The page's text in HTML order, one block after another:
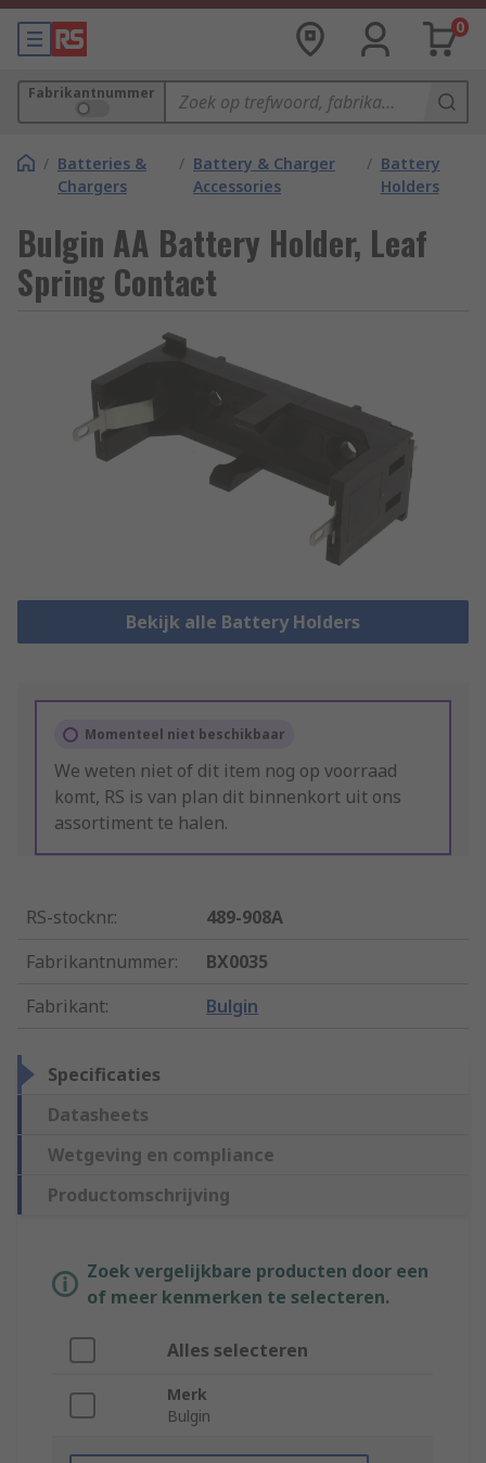
0
Fabrikantnummer
/ Batteries &
Chargers
/ Battery & Charger
Accessories
/ Battery
Holders
Bulgin AA Battery Holder, Leaf
Spring Contact
Bekijk alle Battery Holders
Momenteel niet beschikbaar
We weten niet of dit item nog op voorraad
komt, RS is van plan dit binnenkort uit ons
assortiment te halen.
RS-stocknr.:
489-908A
Fabrikantnummer:
BX0035
Fabrikant: Bulgin
Specificaties
Datasheets
Wetgeving en compliance
Productomschrijving
Zoek vergelijkbare producten door een
of meer kenmerken te selecteren.
Alles selecteren
Merk
Bulgin